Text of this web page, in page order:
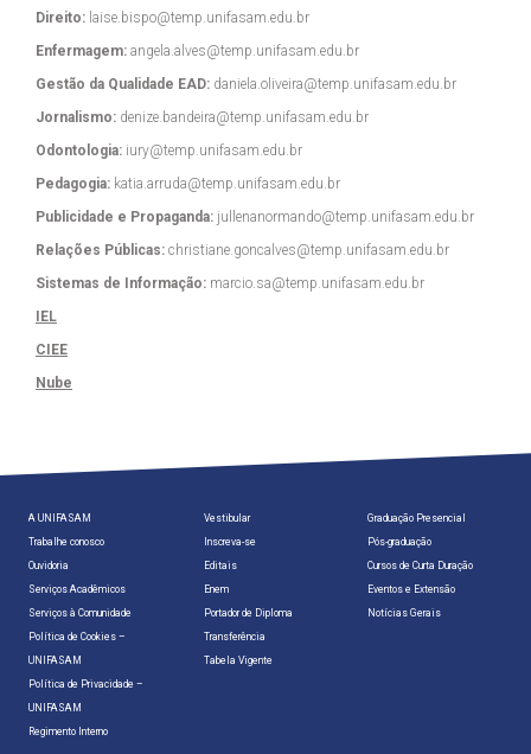
Direito: laise.bispo@temp.unifasam.edu.br
Enfermagem: angela.alves@temp.unifasam.edu.br
Gestão da Qualidade EAD: daniela.oliveira@temp.unifasam.edu.br
Jornalismo: denize.bandeira@temp.unifasam.edu.br
Odontologia: iury@temp.unifasam.edu.br
Pedagogia: katia.arruda@temp.unifasam.edu.br
Publicidade e Propaganda: jullenanormando@temp.unifasam.edu.br
Relações Públicas: christiane.goncalves@temp.unifasam.edu.br
Sistemas de Informação: marcio.sa@temp.unifasam.edu.br
IEL
CIEE
Nube
A UNIFASAM
Trabalhe conosco
Ouvidoria
Serviços Acadêmicos
Serviços à Comunidade
Política de Cookies –
UNIFASAM
Política de Privacidade –
UNIFASAM
Regimento Interno
Vestibular
Inscreva-se
Editais
Enem
Portador de Diploma
Transferência
Tabela Vigente
Graduação Presencial
Pós-graduação
Cursos de Curta Duração
Eventos e Extensão
Notícias Gerais